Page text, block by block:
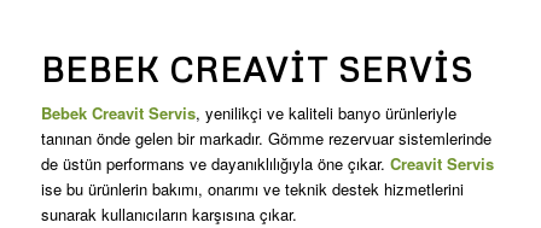
BEBEK CREAVIT SERVIS
Bebek Creavit Servis, yenilikçi ve kaliteli banyo ürünleriyle
tanınan önde gelen bir markadır. Gömme rezervuar sistemlerinde
de üstün performans ve dayanıklılığıyla öne çıkar. Creavit Servis
ise bu ürünlerin bakımı, onarımı ve teknik destek hizmetlerini
sunarak kullanıcıların karşısına çıkar.